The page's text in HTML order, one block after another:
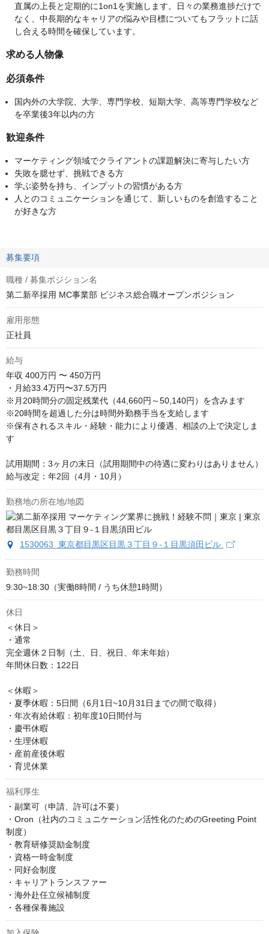
直属の上長と定期的に1on1を実施します。日々の業務進捗だけで
なく、中長期的なキャリアの悩みや目標についてもフラットに話
し合える時間を確保しています。
求める人物像
必須条件
国内外の大学院、大学、専門学校、短期大学、高等専門学校など
を卒業後3年以内の方
歓迎条件
マーケティング領域でクライアントの課題解決に寄与したい方
失敗を臆せず、挑戦できる方
学ぶ姿勢を持ち、インプットの習慣がある方
人とのコミュニケーションを通じて、新しいものを創造すること
が好きな方
募集要項
職種 / 募集ポジション名
第二新卒採用 MC事業部 ビジネス総合職オープンポジション
雇用形態
正社員
給与
年収 400万円 〜 450万円
・月給33.4万円〜37.5万円
※月20時間分の固定残業代（44,660円～50,140円）を含みます
※20時間を超過した分は時間外勤務手当を支給します
※保有されるスキル・経験・能力により優遇、相談の上で決定しま
す
試用期間：3ヶ月の末日（試用期間中の待遇に変わりはありません）
給与改定：年2回（4月・10月）
勤務地の所在地/地図
1530063 東京都目黒区目黒３丁目９-１目黒須田ビル
勤務時間
9:30~18:30（実働8時間 / うち休憩1時間）
休日
＜休日＞
・通常
完全週休２日制（土、日、祝日、年末年始）
年間休日数：122日
＜休暇＞
・夏季休暇：5日間（6月1日~10月31日までの間で取得）
・年次有給休暇：初年度10日間付与
・慶弔休暇
・生理休暇
・産前産後休暇
・育児休業
福利厚生
・副業可（申請、許可は不要）
・Oron（社内のコミュニケーション活性化のためのGreeting Point
制度）
・教育研修奨励金制度
・資格一時金制度
・同好会制度
・キャリアトランスファー
・海外赴任立候補制度
・各種保養施設